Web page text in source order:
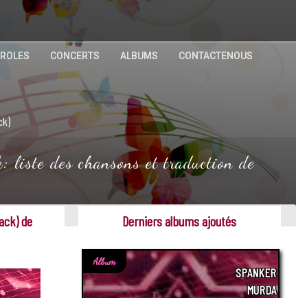
CONCERTS ALBUMS CONTACTENOUS
des chansons et traduction de
de
Derniers albums ajoutés
Album
SPANKER
MURDA